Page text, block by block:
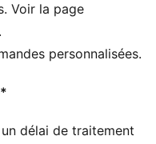
Voir la page
personnalisées.
délai de traitement